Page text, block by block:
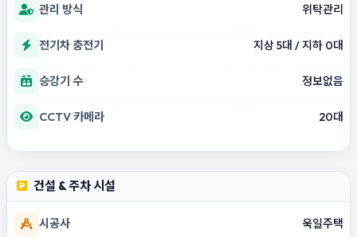
관리 방식 위탁관리
전기차 충전기 지상 5대 / 지하 0대
승강기 수 정보없음
CCTV 카메라 20대
건설 & 주차 시설
시공사 욱일주택